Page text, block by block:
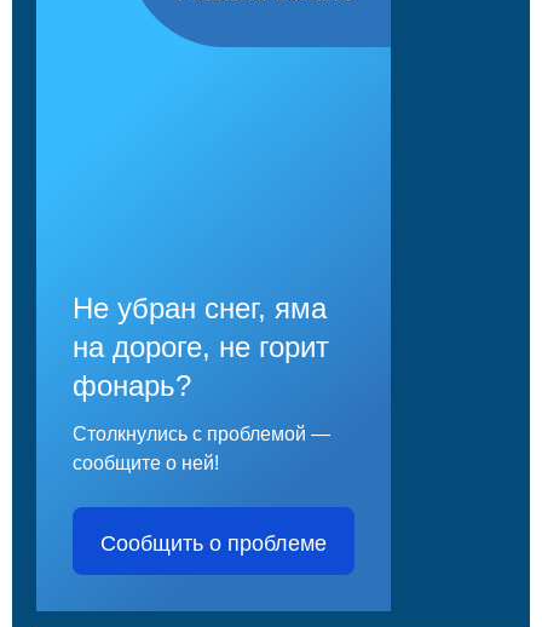
Не убран снег, яма
на дороге, не горит
фонарь?
Столкнулись с проблемой —
сообщите о ней!
Сообщить о проблеме